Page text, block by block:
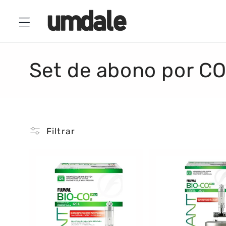
directamente
al contenido
C
l
Set de abono por
Filtrar